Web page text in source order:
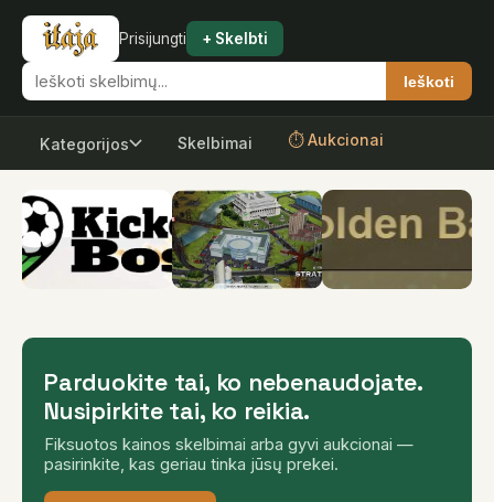
Ieškoti
Prisijungti + Skelbti
Kategorijos Skelbimai ⏱ Aukcionai
Parduokite tai, ko nebenaudojate.
Nusipirkite tai, ko reikia.
Fiksuotos kainos skelbimai arba gyvi aukcionai —
pasirinkite, kas geriau tinka jūsų prekei.